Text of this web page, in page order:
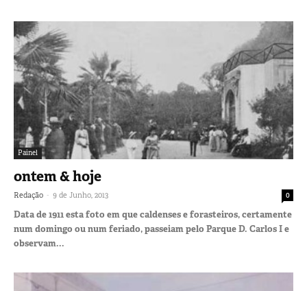
Painel
ontem & hoje
Redação - 9 de Junho, 2013 0
Data de 1911 esta foto em que caldenses e forasteiros, certamente
num domingo ou num feriado, passeiam pelo Parque D. Carlos I e
observam...